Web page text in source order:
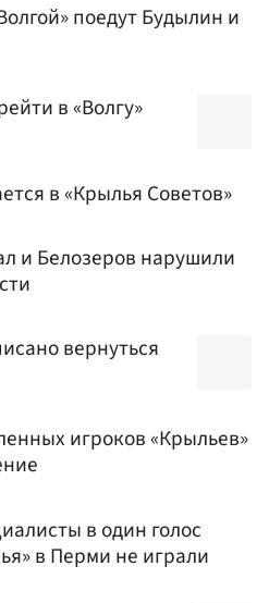
поедут Будылин и
в «Волгу»
в «Крылья Советов»
и Белозеров нарушили
вернуться
игроков «Крыльев»
в один голос
в Перми не играли